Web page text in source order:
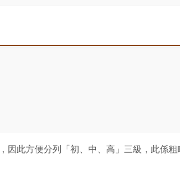
此方便分列「初、中、高」三級，此係